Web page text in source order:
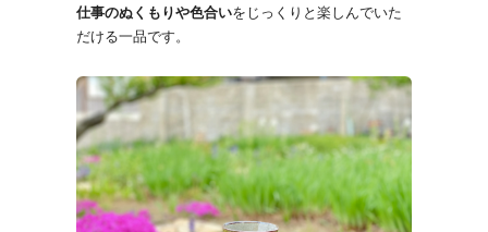
仕事のぬくもりや色合いをじっくりと楽しんでいた
だける一品です。